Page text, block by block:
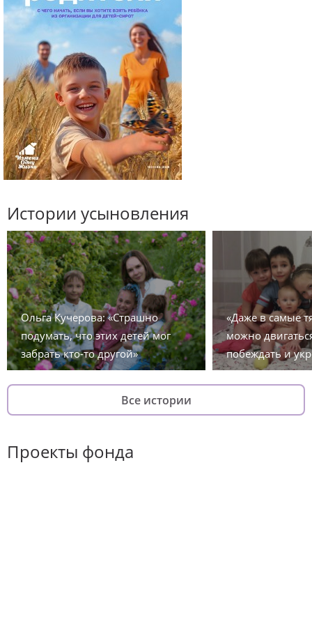
Истории усыновления
Ольга Кучерова: «Страшно
подумать, что этих детей мог
забрать кто-то другой»
«Даже в самые
можно
побеждать и
Все истории
Проекты фонда